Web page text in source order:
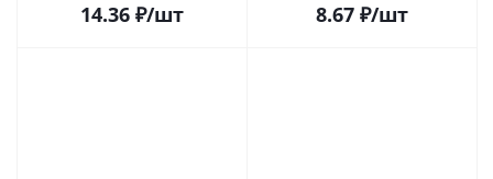
14.36 ₽/шт 8.67 ₽/шт